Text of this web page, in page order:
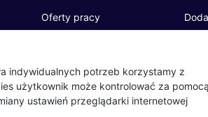
Oferty pracy
Blog
indywidualnych potrzeb korzystamy z
użytkownik może kontrolować za pomocą
ustawień przeglądarki internetowej